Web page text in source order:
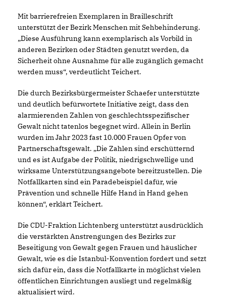
Mit barrierefreien Exemplaren in Brailleschrift
unterstützt der Bezirk Menschen mit Sehbehinderung.
Diese Ausführung kann exemplarisch als Vorbild in
anderen Bezirken oder Städten genutzt werden, da
Sicherheit ohne Ausnahme für alle zugänglich gemacht
werden muss“, verdeutlicht Teichert.
Die durch Bezirksbürgermeister Schaefer unterstützte
und deutlich befürwortete Initiative zeigt, dass den
alarmierenden Zahlen von geschlechtsspezifischer
Gewalt nicht tatenlos begegnet wird. Allein in Berlin
wurden im Jahr 2023 fast 10.000 Frauen Opfer von
Partnerschaftsgewalt. „Die Zahlen sind erschütternd
und es ist Aufgabe der Politik, niedrigschwellige und
wirksame Unterstützungsangebote bereitzustellen. Die
Notfallkarten sind ein Paradebeispiel dafür, wie
Prävention und schnelle Hilfe Hand in Hand gehen
können“, erklärt Teichert.
Die CDU-Fraktion Lichtenberg unterstützt ausdrücklich
die verstärkten Anstrengungen des Bezirks zur
Beseitigung von Gewalt gegen Frauen und häuslicher
Gewalt, wie es die Istanbul-Konvention fordert und setzt
sich dafür ein, dass die Notfallkarte in möglichst vielen
öffentlichen Einrichtungen ausliegt und regelmäßig
aktualisiert wird.